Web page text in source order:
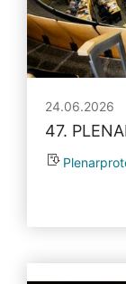
24.06.2026
47.